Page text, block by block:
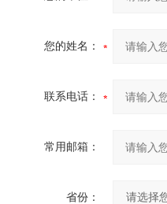
您的姓名：
联系电话：
常用邮箱：
省份：